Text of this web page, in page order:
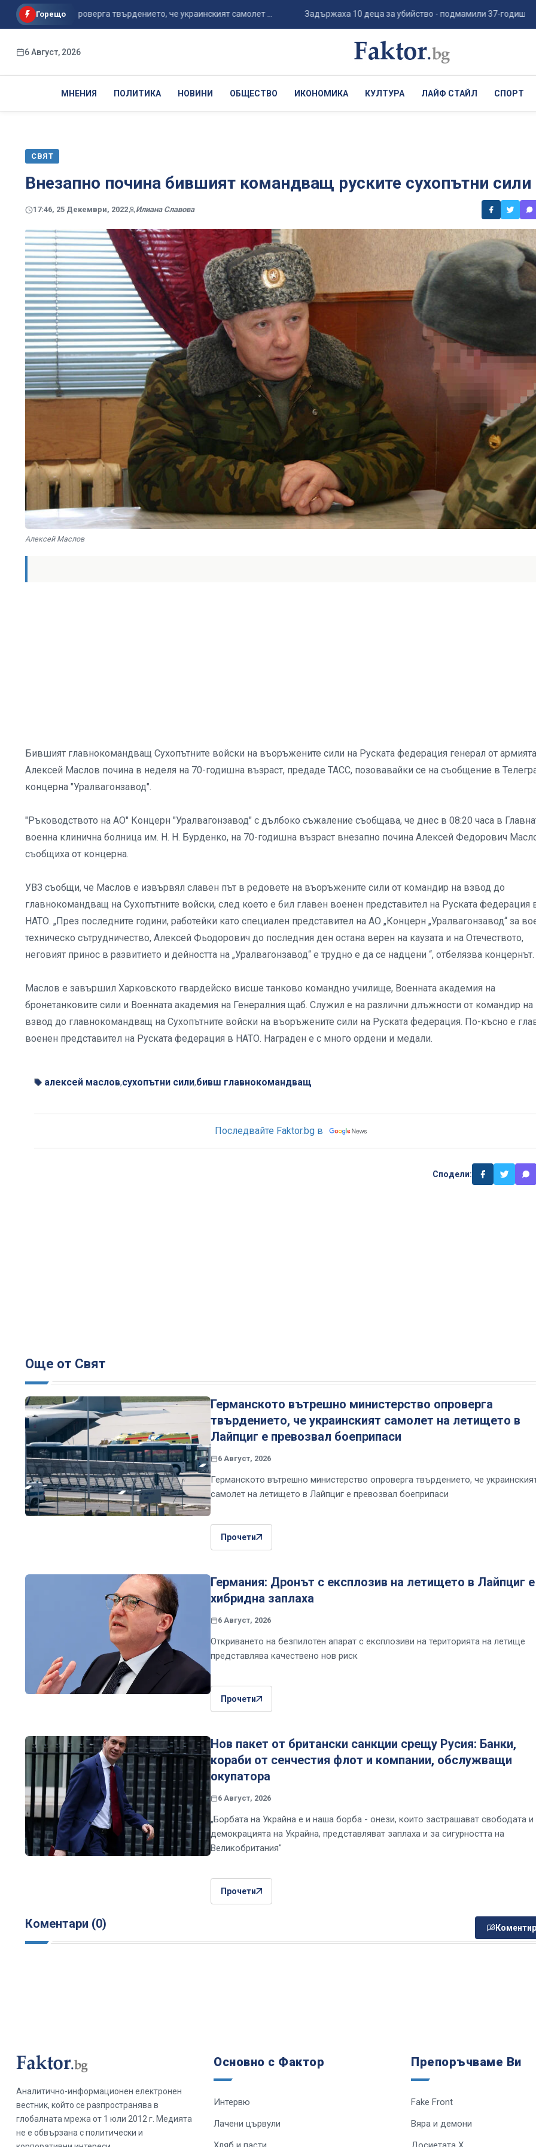
Горещо
опроверга твърдението, че украинският самолет ... Задържаха 10 деца за убийство - подмамили 37-годишен мъж,
6 Август, 2026
МНЕНИЯ ПОЛИТИКА НОВИНИ ОБЩЕСТВО ИКОНОМИКА КУЛТУРА ЛАЙФ СТАЙЛ СПОРТ
СВЯТ
Внезапно почина бившият командващ руските сухопътни сили
17:46, 25 Декември, 2022 Илиана Славова
Алексей Маслов
Бившият главнокомандващ Сухопътните войски на въоръжените сили на Руската федерация генерал от армията
Алексей Маслов почина в неделя на 70-годишна възраст, предаде ТАСС, позовавайки се на съобщение в
концерна "Уралвагонзавод".
"Ръководството на АО" Концерн "Уралвагонзавод" с дълбоко съжаление съобщава, че днес в 08:20 часа в
военна клинична болница им. Н. Н. Бурденко, на 70-годишна възраст внезапно почина Алексей Федорович
съобщиха от концерна.
УВЗ съобщи, че Маслов е извървял славен път в редовете на въоръжените сили от командир на взвод до
главнокомандващ на Сухопътните войски, след което е бил главен военен представител на Руската федерация
НАТО. „През последните години, работейки като специален представител на АО „Концерн „Уралвагонзавод“ за
техническо сътрудничество, Алексей Фьодорович до последния ден остана верен на каузата и на Отечеството,
неговият принос в развитието и дейността на „Уралвагонзавод“ е трудно е да се надцени “, отбелязва концернът.
Маслов е завършил Харковското гвардейско висше танково командно училище, Военната академия на
бронетанковите сили и Военната академия на Генералния щаб. Служил е на различни длъжности от командир на
взвод до главнокомандващ на Сухопътните войски на въоръжените сили на Руската федерация. По-късно е
военен представител на Руската федерация в НАТО. Награден е с много ордени и медали.
алексей маслов,сухопътни сили,бивш главнокомандващ
Последвайте Faktor.bg в
Сподели:
Още от Свят
Германското вътрешно министерство опроверга
твърдението, че украинският самолет на летището в
Лайпциг е превозвал боеприпаси
6 Август, 2026
Германското вътрешно министерство опроверга твърдението, че
самолет на летището в Лайпциг е превозвал боеприпаси
Прочети
Германия: Дронът с експлозив на летището в Лайпциг е
хибридна заплаха
6 Август, 2026
Откриването на безпилотен апарат с експлозиви на територията на летище
представлява качествено нов риск
Прочети
Нов пакет от британски санкции срещу Русия: Банки,
кораби от сенчестия флот и компании, обслужващи
окупатора
6 Август, 2026
„Борбата на Украйна е и наша борба - онези, които застрашават свободата и
демокрацията на Украйна, представляват заплаха и за сигурността на
Великобритания"
Прочети
Коментари (0)
Аналитично-информационен електронен
вестник, който се разпространява в
глобалната мрежа от 1 юли 2012 г. Медията
не е обвързана с политически и
Основно с Фактор
Интервю
Лачени цървули
Препоръчваме Ви
Fake Front
Вяра и демони